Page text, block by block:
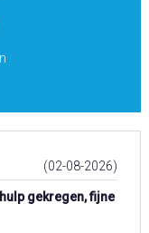
(02-08-2026)
gekregen, fijne